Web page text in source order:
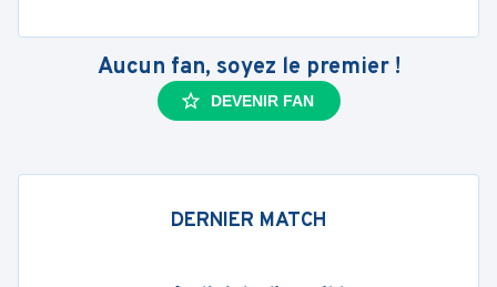
Aucun fan, soyez le premier !
DEVENIR FAN
DERNIER MATCH